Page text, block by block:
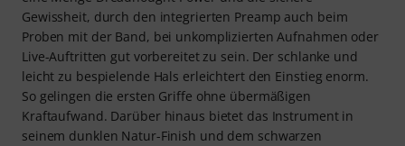
Gewissheit, durch den integrierten Preamp auch beim
Proben mit der Band, bei unkomplizierten Aufnahmen oder
Live-Auftritten gut vorbereitet zu sein. Der schlanke und
leicht zu bespielende Hals erleichtert den Einstieg enorm.
So gelingen die ersten Griffe ohne übermäßigen
Kraftaufwand. Darüber hinaus bietet das Instrument in
seinem dunklen Natur-Finish und dem schwarzen